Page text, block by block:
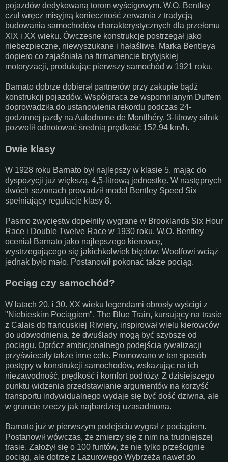
pojazdów dedykowaną torom wyścigowym. W.O. Bentley
czuł wręcz misyjną konieczność zerwania z tradycją
budowania samochodów charakterystycznych dla przełomu
XIX i XX wieku. Ówczesne konstrukcje postrzegał jako
niebezpieczne, niewyszukane i hałaśliwe. Marka Bentleya
dopiero co zajaśniała na firmamencie brytyjskiej
motoryzacji, produkując pierwszy samochód w 1921 roku.
Barnato dobrze dobierał partnerów przy zakupie bądź
konstrukcji pojazdów. Współpraca ze wspomnianym Duffem
doprowadziła do ustanowienia rekordu podczas 24-
godzinnej jazdy na Autodrome de Montlhéry. 3-litrowy silnik
pozwolił odnotować średnią prędkość 152,94 km/h.
Dwie klasy
W 1928 roku Barnato był najlepszy w klasie 5, mając do
dyspozycji już większą, 4,5-litrową jednostkę. W następnych
dwóch sezonach prowadził model Bentley Speed Six
spełniający regulacje klasy 8.
Pasmo zwycięstw dopełniły wygrane w Brooklands Six Hour
Race i Double Twelve Race w 1930 roku. W.O. Bentley
oceniał Barnato jako najlepszego kierowcę,
wystrzegającego się jakichkolwiek błędów. Woolfowi wciąż
jednak było mało. Postanowił pokonać także pociąg.
Pociąg czy samochód?
W latach 20. i 30. XX wieku legendami obrosły wyścigi z
"Niebieskim Pociągiem". The Blue Train, kursujący na trasie
z Calais do francuskiej Riwiery, inspirował wielu kierowców
do udowodnienia, że dwuślady mogą być szybsze od
pociągu. Oprócz ambicjonalnego podejścia rywalizacji
przyświecały także inne cele. Promowano w ten sposób
postępy w konstrukcji samochodów, wskazując na ich
niezawodność, prędkość i komfort podróży. Z dzisiejszego
punktu widzenia przedstawianie argumentów na korzyść
transportu indywidualnego wydaje się być dość dziwna, ale
w gruncie rzeczy jak najbardziej uzasadniona.
Barnato już w pierwszym podejściu wygrał z pociągiem.
Postanowił wówczas, że zmierzy się z nim na trudniejszej
trasie. Założył się o 100 funtów, że nie tylko prześcignie
pociąg, ale dotrze z Lazurowego Wybrzeża nawet do